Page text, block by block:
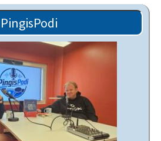
PingisPodi